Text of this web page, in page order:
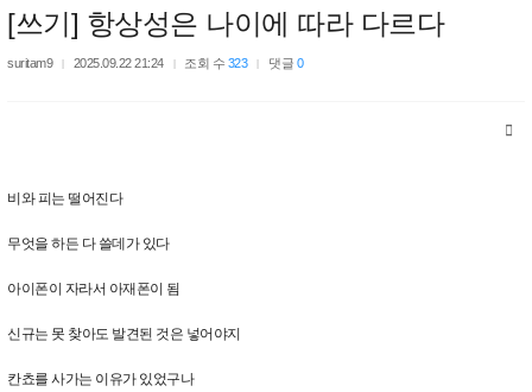
[쓰기] 항상성은 나이에 따라 다르다
suritam9 2025.09.22 21:24 조회 수 323 댓글 0
비와 피는 떨어진다
무엇을 하든 다 쓸데가 있다
아이폰이 자라서 아재폰이 됨
신규는 못 찾아도 발견된 것은 넣어야지
칸쵸를 사가는 이유가 있었구나